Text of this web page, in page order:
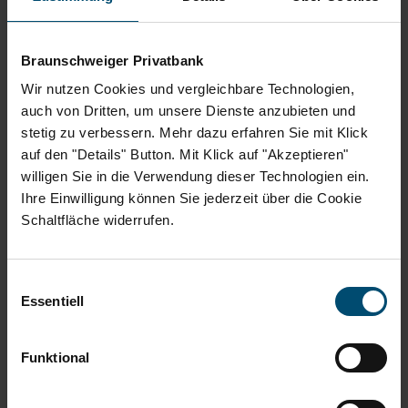
Braunschweiger Privatbank
Wir nutzen Cookies und vergleichbare Technologien,
auch von Dritten, um unsere Dienste anzubieten und
stetig zu verbessern. Mehr dazu erfahren Sie mit Klick
auf den "Details" Button. Mit Klick auf "Akzeptieren"
willigen Sie in die Verwendung dieser Technologien ein.
Ihre Einwilligung können Sie jederzeit über die Cookie
Schaltfläche widerrufen.
Essentiell
Funktional
Strategie unseres Fonds auch im laufenden Jahr aufgeht und
wünschen allen Anlegern ein erfreulicheres 2019.
Dieser Beitrag ist ein Werbetext und dient ausschließlich
Informationszwecken. Ausführliche produktspezifische
Informationen und Hinweise zu Chancen und Risiken des Fonds
entnehmen Sie bitte den aktuellen Verkaufsunterlagen (wesentliche
Sie kostenlos im Internet auf
www.meisterwert-perspektive.deund
Volksbank eG Braunschweig Wolfsburg und der Braunschweiger